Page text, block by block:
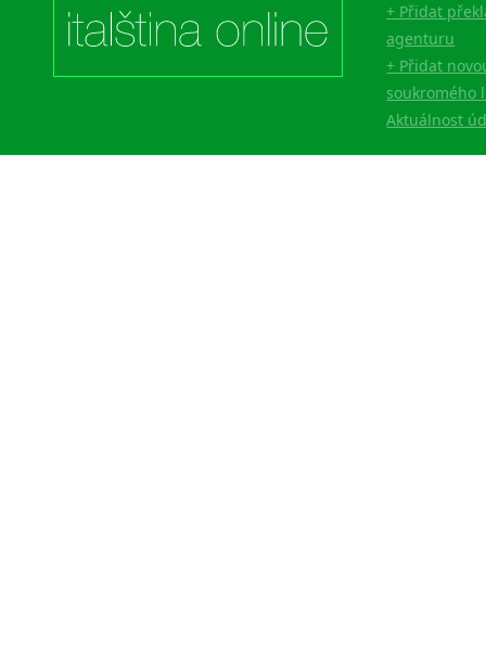
+ Přidat
agenturu
+ Přidat
soukromého
Aktuálnost